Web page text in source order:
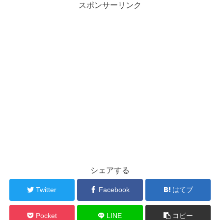
スポンサーリンク
シェアする
Twitter Facebook はてブ
Pocket LINE コピー